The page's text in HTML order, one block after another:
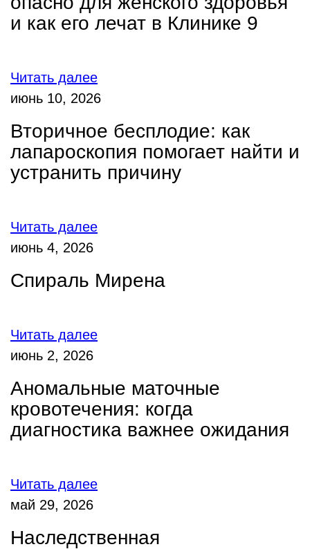
и как его лечат в Клинике 9
Читать далее
июнь 10, 2026
Вторичное бесплодие: как
лапароскопия помогает найти и
устранить причину
Читать далее
июнь 4, 2026
Спираль Мирена
Читать далее
июнь 2, 2026
Аномальные маточные
кровотечения: когда
диагностика важнее ожидания
Читать далее
май 29, 2026
Наследственная